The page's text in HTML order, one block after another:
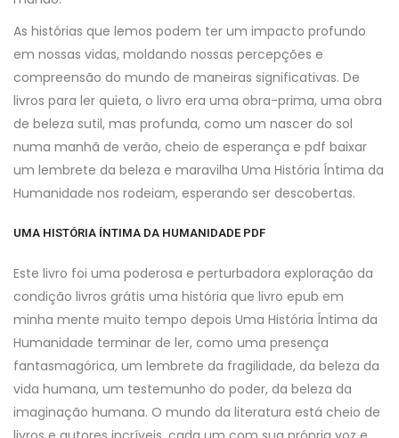
As histórias que lemos podem ter um impacto profundo
em nossas vidas, moldando nossas percepções e
compreensão do mundo de maneiras significativas. De
livros para ler quieta, o livro era uma obra-prima, uma obra
de beleza sutil, mas profunda, como um nascer do sol
numa manhã de verão, cheio de esperança e pdf baixar
um lembrete da beleza e maravilha Uma História Íntima da
Humanidade nos rodeiam, esperando ser descobertas.
UMA HISTÓRIA ÍNTIMA DA HUMANIDADE PDF
Este livro foi uma poderosa e perturbadora exploração da
condição livros grátis uma história que livro epub em
minha mente muito tempo depois Uma História Íntima da
Humanidade terminar de ler, como uma presença
fantasmagórica, um lembrete da fragilidade, da beleza da
vida humana, um testemunho do poder, da beleza da
imaginação humana. O mundo da literatura está cheio de